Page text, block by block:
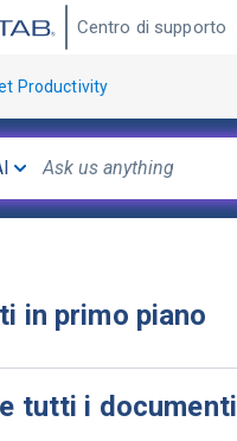
Centro di supporto
Productivity
in primo piano
tutti i documenti